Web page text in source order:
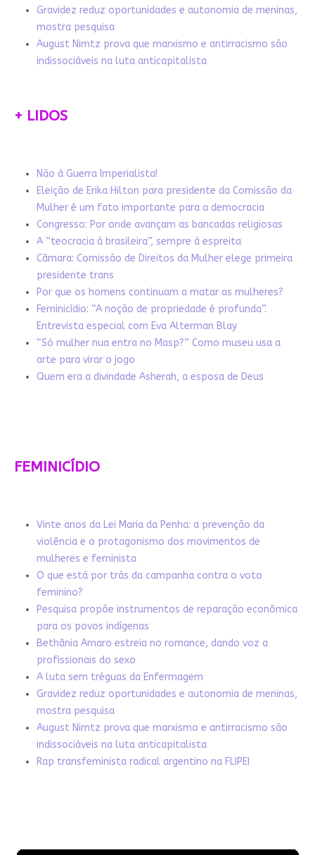
Gravidez reduz oportunidades e autonomia de meninas,
mostra pesquisa
August Nimtz prova que marxismo e antirracismo são
indissociáveis na luta anticapitalista
+ LIDOS
Não à Guerra Imperialista!
Eleição de Erika Hilton para presidente da Comissão da
Mulher é um fato importante para a democracia
Congresso: Por onde avançam as bancadas religiosas
A “teocracia à brasileira”, sempre à espreita
Câmara: Comissão de Direitos da Mulher elege primeira
presidente trans
Por que os homens continuam a matar as mulheres?
Feminicídio: “A noção de propriedade é profunda”.
Entrevista especial com Eva Alterman Blay
“Só mulher nua entra no Masp?” Como museu usa a
arte para virar o jogo
Quem era a divindade Asherah, a esposa de Deus
FEMINICÍDIO
Vinte anos da Lei Maria da Penha: a prevenção da
violência e o protagonismo dos movimentos de
mulheres e feminista
O que está por trás da campanha contra o voto
feminino?
Pesquisa propõe instrumentos de reparação econômica
para os povos indígenas
Bethânia Amaro estreia no romance, dando voz a
profissionais do sexo
A luta sem tréguas da Enfermagem
Gravidez reduz oportunidades e autonomia de meninas,
mostra pesquisa
August Nimtz prova que marxismo e antirracismo são
indissociáveis na luta anticapitalista
Rap transfeminista radical argentino na FLIPEI